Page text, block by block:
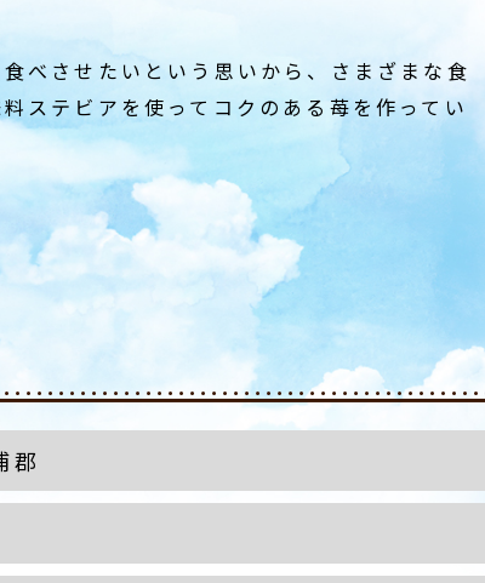
べさせたいという思いから、さまざまな食
ステビアを使ってコクのある苺を作ってい
郡